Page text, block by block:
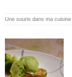
Une souris dans ma cuisine